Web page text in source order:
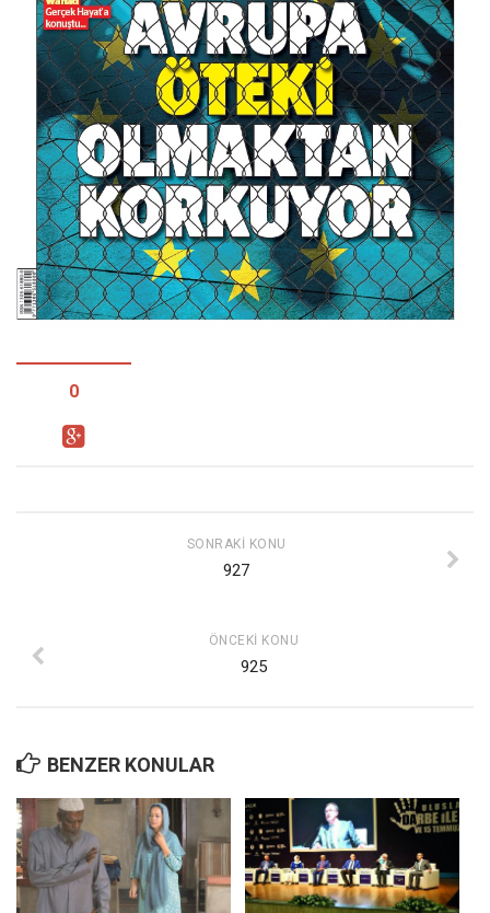
Instagram
YouTube
Editörden
Yazarlar
Kemal Özer
Mahmut Toptaş
Yvonne Ridley
Barış Tarımcıoğlu
Yusuf Armağan
Leyla Şerif Emin
Tüm Sayılar
Kategoriler
Kültür Sanat
Kitap
0
SONRAKI KONU
927
ÖNCEKI KONU
925
BENZER KONULAR